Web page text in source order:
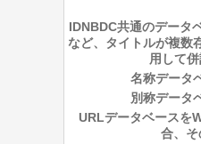
IDNBDC共通のデータ
など、タイトルが複数
用して併
名称データ
別称データ
URLデータベースを
合、